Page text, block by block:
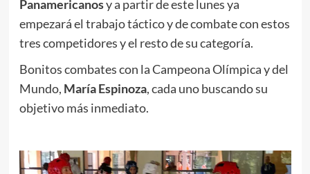
Panamericanosy a partir de este lunes ya
empezará el trabajo táctico y de combate con estos
tres competidores y el resto de su categoría.
Bonitos combates con la Campeona Olímpica y del
Mundo, María Espinoza, cada uno buscando su
objetivo más inmediato.